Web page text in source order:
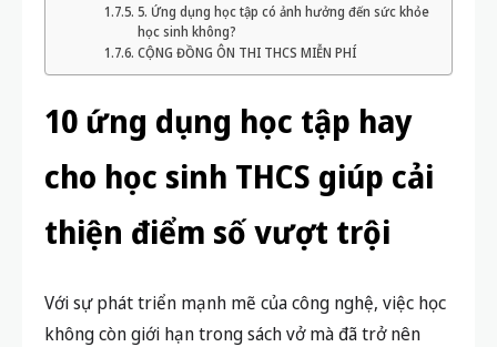
5. Ứng dụng học tập có ảnh hưởng đến sức khỏe
học sinh không?
CỘNG ĐỒNG ÔN THI THCS MIỄN PHÍ
10 ứng dụng học tập hay
cho học sinh THCS giúp cải
thiện điểm số vượt trội
Với sự phát triển mạnh mẽ của công nghệ, việc học
không còn giới hạn trong sách vở mà đã trở nên